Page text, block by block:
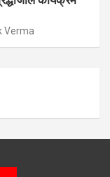
Verma